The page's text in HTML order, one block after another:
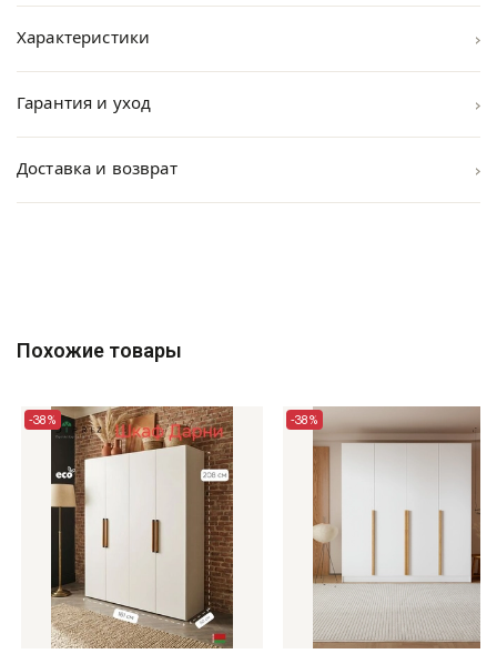
Характеристики ›
Гарантия и уход ›
Доставка и возврат ›
Похожие товары
-38% -38%